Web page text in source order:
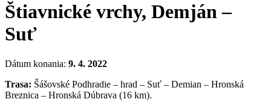
Štiavnické vrchy, Demján –
Suť
Dátum konania: 9. 4. 2022
Trasa: Šášovské Podhradie – hrad – Suť – Demian – Hronská
Breznica – Hronská Dúbrava (16 km).